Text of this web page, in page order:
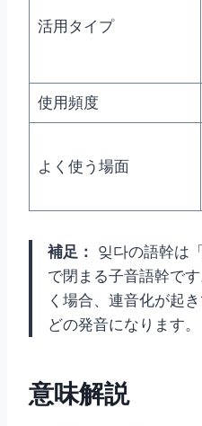
活用タイプ
使用頻度
よく使う場面
補足： 잊다の語幹は
で閉まる子音語幹で
く場合、連音化が起
どの発音になります。
意味解説